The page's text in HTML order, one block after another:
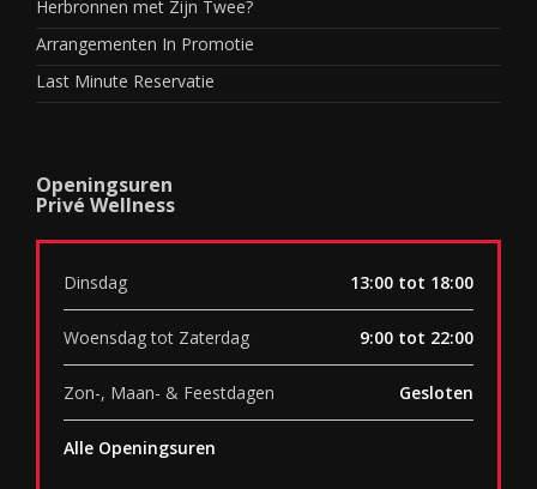
Herbronnen met Zijn Twee?
Arrangementen In Promotie
Last Minute Reservatie
Openingsuren
Privé Wellness
Dinsdag 13:00 tot 18:00
Woensdag tot Zaterdag 9:00 tot 22:00
Zon-, Maan- & Feestdagen Gesloten
Alle Openingsuren